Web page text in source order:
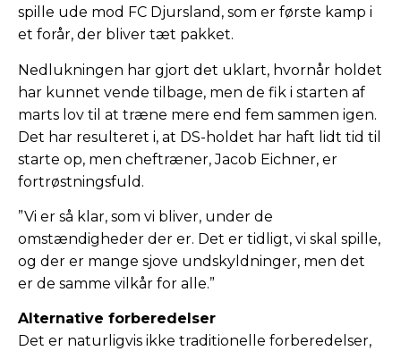
spille ude mod FC Djursland, som er første kamp i
et forår, der bliver tæt pakket.
Nedlukningen har gjort det uklart, hvornår holdet
har kunnet vende tilbage, men de fik i starten af
marts lov til at træne mere end fem sammen igen.
Det har resulteret i, at DS-holdet har haft lidt tid til
starte op, men cheftræner, Jacob Eichner, er
fortrøstningsfuld.
”Vi er så klar, som vi bliver, under de
omstændigheder der er. Det er tidligt, vi skal spille,
og der er mange sjove undskyldninger, men det
er de samme vilkår for alle.”
Alternative forberedelser
Det er naturligvis ikke traditionelle forberedelser,